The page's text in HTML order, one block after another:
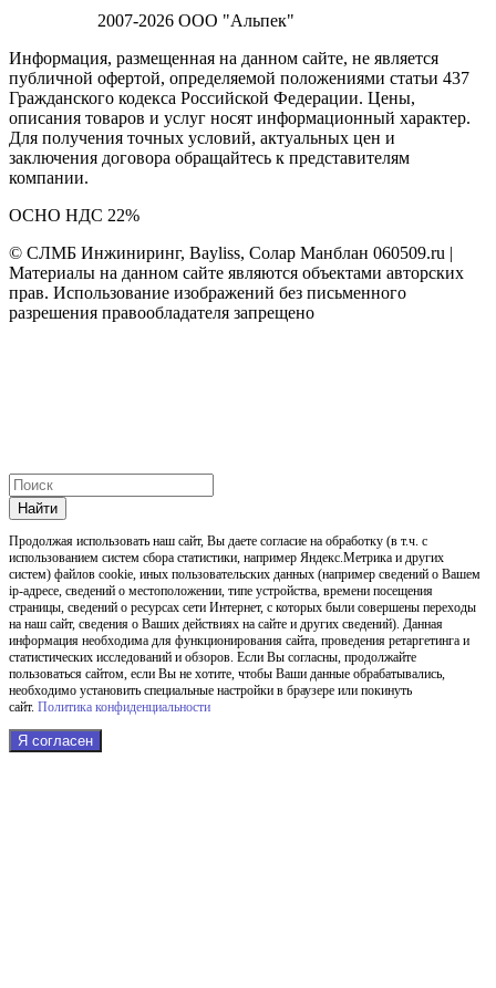
2007-2026 ООО "Альпек"
Информация, размещенная на данном сайте, не является
публичной офертой, определяемой положениями статьи 437
Гражданского кодекса Российской Федерации. Цены,
описания товаров и услуг носят информационный характер.
Для получения точных условий, актуальных цен и
заключения договора обращайтесь к представителям
компании.
ОСНО НДС 22%
© СЛМБ Инжиниринг, Bayliss, Солар Манблан 060509.ru |
Материалы на данном сайте являются объектами авторских
прав. Использование изображений без письменного
разрешения правообладателя запрещено
Найти
Продолжая использовать наш cайт, Вы даете согласие на обработку (в т.ч. с
использованием систем сбора статистики, например Яндекс.Метрика и других
систем) файлов cookie, иных пользовательских данных (например сведений о Вашем
ip-адресе, сведений о местоположении, типе устройства, времени посещения
страницы, сведений о ресурсах сети Интернет, с которых были совершены переходы
на наш сайт, сведения о Ваших действиях на сайте и других сведений). Данная
информация необходима для функционирования сайта, проведения ретаргетинга и
статистических исследований и обзоров. Если Вы согласны, продолжайте
пользоваться сайтом, если Вы не хотите, чтобы Ваши данные обрабатывались,
необходимо установить специальные настройки в браузере или покинуть
сайт. Политика конфиденциальности
Я согласен